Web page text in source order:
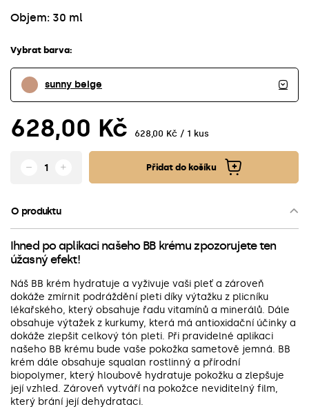
Objem: 30 ml
Vybrat barva:
sunny beige
628,00 Kč 628,00 Kč / 1 kus
Přidat do košíku
O produktu
Ihned po aplikaci našeho BB krému zpozorujete ten
úžasný efekt!
Náš BB krém hydratuje a vyživuje vaši pleť a zároveň
dokáže zmírnit podráždění pleti díky výtažku z plicníku
lékařského, který obsahuje řadu vitamínů a minerálů. Dále
obsahuje výtažek z kurkumy, která má antioxidační účinky a
dokáže zlepšit celkový tón pleti. Při pravidelné aplikaci
našeho BB krému bude vaše pokožka sametově jemná. BB
krém dále obsahuje squalan rostlinný a přírodní
biopolymer, který hloubově hydratuje pokožku a zlepšuje
její vzhled. Zároveň vytváří na pokožce neviditelný film,
který brání její dehydrataci.